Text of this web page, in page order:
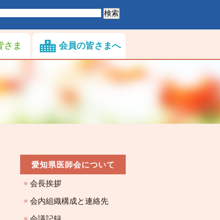
さま 会員の皆さまへ
愛知県医師会について
会長挨拶
会内組織構成と連絡先